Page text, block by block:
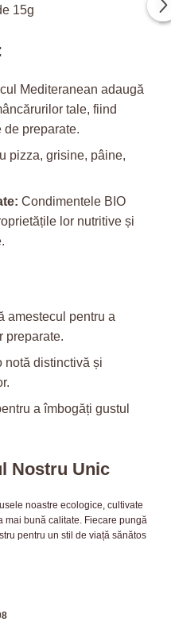
15g
Mediteranean adaugă
tale, fiind
de preparate.
pizza, grisine, pâine,
Condimentele BIO
lor nutritive și
amestecul pentru a
preparate.
notă distinctivă și
a îmbogăți gustul
Nostru Unic
noastre ecologice, cultivate
mai bună calitate. Fiecare pungă
pentru un stil de viață sănătos